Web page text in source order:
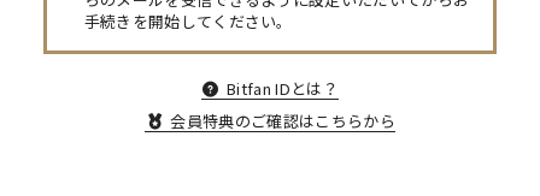
手続きを開始してください。
Bitfan IDとは？
会員特典のご確認はこちらから